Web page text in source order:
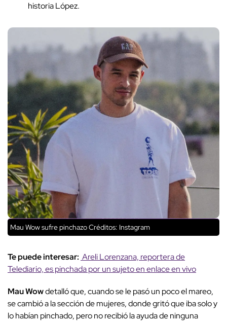
historia López.
Mau Wow sufre pinchazoCréditos: Instagram
Te puede interesar: Areli Lorenzana, reportera de
Telediario, es pinchada por un sujeto en enlace en vivo
MauWowdetalló que, cuando se le pasó un poco el mareo,
se cambió a la sección de mujeres, donde gritó que iba solo y
lo habían pinchado, pero no recibió la ayuda de ninguna